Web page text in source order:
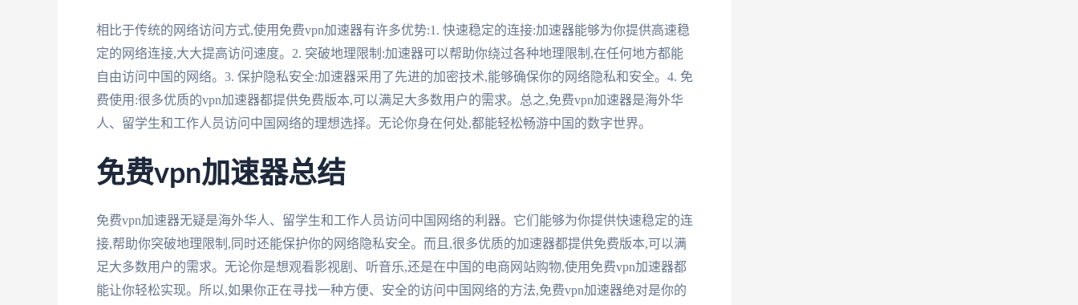
相比于传统的网络访问方式,使用免费vpn加速器有许多优势:1. 快速稳定的连接:加速器能够为你提供高速稳
定的网络连接,大大提高访问速度。2. 突破地理限制:加速器可以帮助你绕过各种地理限制,在任何地方都能
自由访问中国的网络。3. 保护隐私安全:加速器采用了先进的加密技术,能够确保你的网络隐私和安全。4. 免
费使用:很多优质的vpn加速器都提供免费版本,可以满足大多数用户的需求。总之,免费vpn加速器是海外华
人、留学生和工作人员访问中国网络的理想选择。无论你身在何处,都能轻松畅游中国的数字世界。
免费vpn加速器总结
免费vpn加速器无疑是海外华人、留学生和工作人员访问中国网络的利器。它们能够为你提供快速稳定的连
接,帮助你突破地理限制,同时还能保护你的网络隐私安全。而且,很多优质的加速器都提供免费版本,可以满
足大多数用户的需求。无论你是想观看影视剧、听音乐,还是在中国的电商网站购物,使用免费vpn加速器都
能让你轻松实现。所以,如果你正在寻找一种方便、安全的访问中国网络的方法,免费vpn加速器绝对是你的